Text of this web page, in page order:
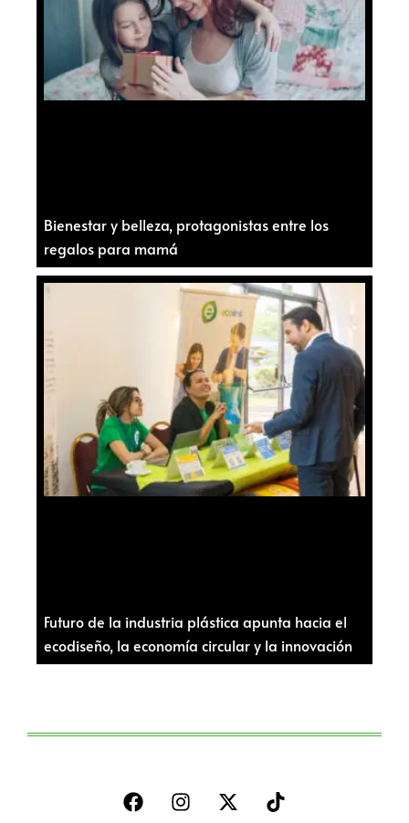
Bienestar y belleza, protagonistas entre los
regalos para mamá
Futuro de la industria plástica apunta hacia el
ecodiseño, la economía circular y la innovación